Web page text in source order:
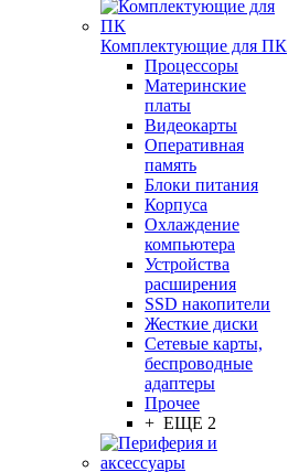
Комплектующие для ПК
Процессоры
Материнские
платы
Видеокарты
Оперативная
память
Блоки питания
Корпуса
Охлаждение
компьютера
Устройства
расширения
SSD накопители
Жесткие диски
Сетевые карты,
беспроводные
адаптеры
Прочее
+ ЕЩЕ 2